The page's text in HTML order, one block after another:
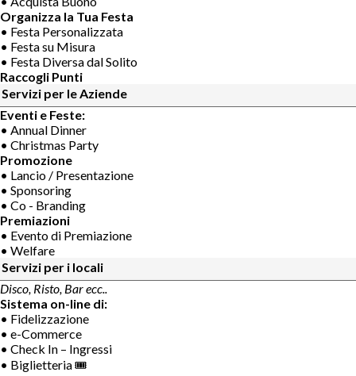
Organizza la Tua Festa
• Festa Personalizzata
• Festa su Misura
• Festa Diversa dal Solito
Raccogli Punti
Servizi per le Aziende
Eventi e Feste:
• Annual Dinner
• Christmas Party
Promozione
• Lancio / Presentazione
• Sponsoring
• Co - Branding
Premiazioni
• Evento di Premiazione
• Welfare
Servizi per i locali
Disco, Risto, Bar ecc..
Sistema on-line di:
• Fidelizzazione
• e-Commerce
• Check In – Ingressi
• Biglietteria 🎟